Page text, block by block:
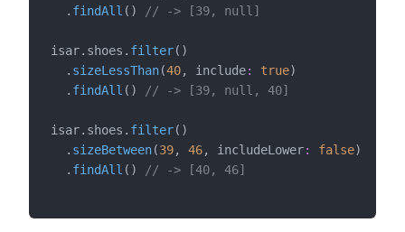
  .
findAll () // -> [39, null]
isar.shoes. filter()
  .
sizeLessThan(40, include: true)
  .
findAll () // -> [39, null, 40]
isar.shoes. filter()
  .
sizeBetween(39, 46, includeLower: false)
  .
findAll () // -> [40, 46]